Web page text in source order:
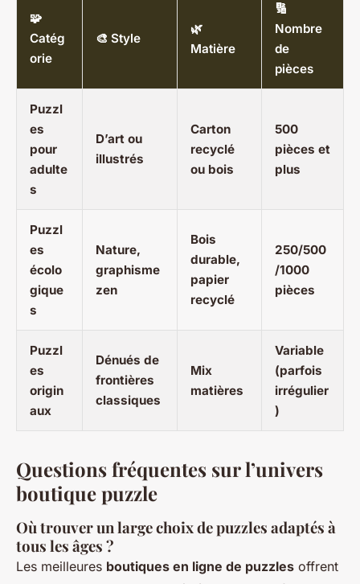
🧩
Catég
orie
🎨 Style
🌿
Matière
🔢
Nombre
de
pièces
Puzzl
es
pour
adulte
s
D’art ou
illustrés
Carton
recyclé
ou bois
500
pièces et
plus
Puzzl
es
écolo
gique
s
Nature,
graphisme
zen
Bois
durable,
papier
recyclé
250/500
/1000
pièces
Puzzl
es
origin
aux
Dénués de
frontières
classiques
Mix
matières
Variable
(parfois
irrégulier
)
Questions fréquentes sur l’univers
boutique puzzle
Où trouver un large choix de puzzles adaptés à
tous les âges ?
Les meilleures boutiques en ligne de puzzles offrent